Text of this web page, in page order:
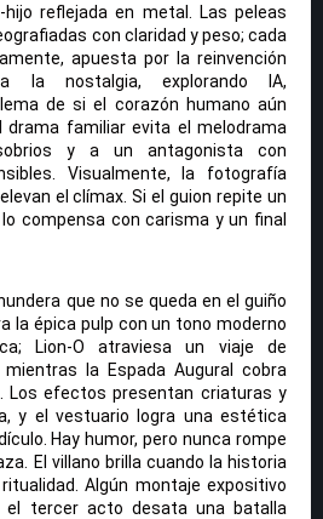
reflejada en metal. Las peleas
con claridad y peso; cada
apuesta por la reinvención
la nostalgia, explorando IA,
de si el corazón humano aún
drama familiar evita el melodrama
y a un antagonista con
Visualmente, la fotografía
el clímax. Si el guion repite un
compensa con carisma y un final
que no se queda en el guiño
la épica pulp con un tono moderno
Lion-O atraviesa un viaje de
mientras la Espada Augural cobra
Los efectos presentan criaturas y
y el vestuario logra una estética
Hay humor, pero nunca rompe
El villano brilla cuando la historia
Algún montaje expositivo
el tercer acto desata una batalla